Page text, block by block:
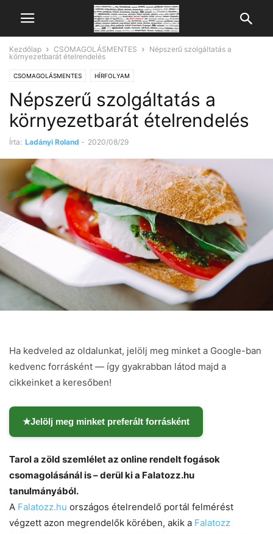
Kezdőlap CSOMAGOLÁSMENTES
Népszerű szolgáltatás a
környezetbarát ételrendelés
CSOMAGOLÁSMENTES HÍRFOLYAM
Népszerű szolgáltatás a
környezetbarát ételrendelés
Írta: Ladányi Roland - 2020/08/29
Ha kedveled az oldalunkat, jelölj meg minket a Google-ban
kedvenc forrásként — így gyakrabban látod majd a
cikkeinket a keresőben!
★Jelölj meg minket preferált forrásként
Tarol a zöld szemlélet az online rendelt fogások
csomagolásánál is – derül ki a Falatozz.hu
tanulmányából.
A Falatozz.hu országos ételrendelő portál felmérést
végzett azon megrendelők körében, akik a Falatozz